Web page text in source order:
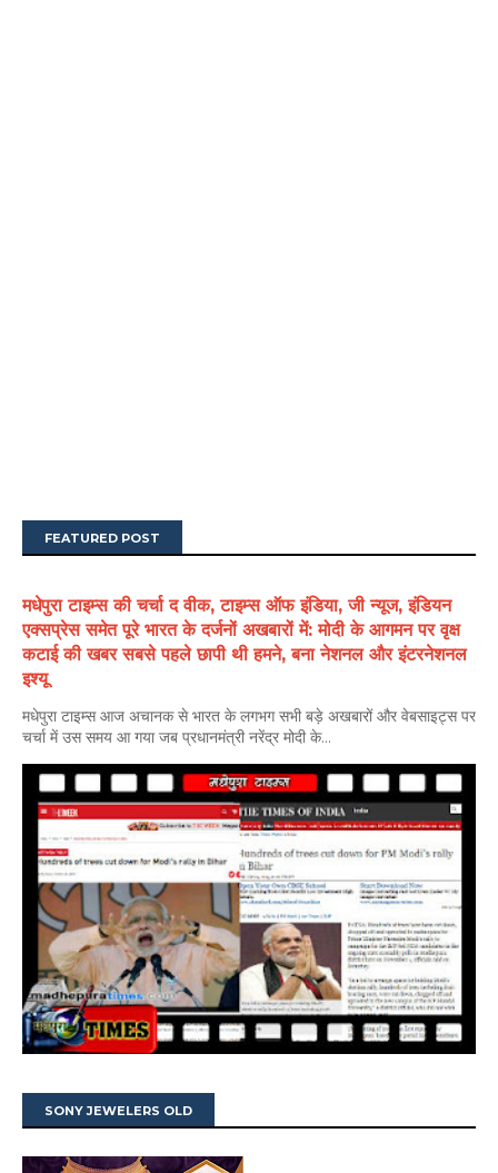
FEATURED POST
मधेपुरा टाइम्स की चर्चा द वीक, टाइम्स ऑफ इंडिया, जी न्यूज, इंडियन
एक्सप्रेस समेत पूरे भारत के दर्जनों अखबारों में: मोदी के आगमन पर वृक्ष
कटाई की खबर सबसे पहले छापी थी हमने, बना नेशनल और इंटरनेशनल
इश्यू
मधेपुरा टाइम्स आज अचानक से भारत के लगभग सभी बड़े अखबारों और वेबसाइट्स पर
चर्चा में उस समय आ गया जब प्रधानमंत्री नरेंद्र मोदी के...
SONY JEWELERS OLD